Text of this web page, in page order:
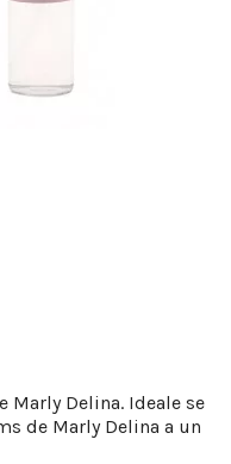
Marly Delina. Ideale se
de Marly Delina a un